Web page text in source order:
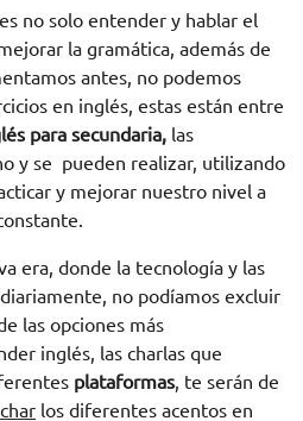
no solo entender y hablar el
la gramática, además de
antes, no podemos
en inglés, estas están entre
para secundaria, las
y se pueden realizar, utilizando
y mejorar nuestro nivel a
era, donde la tecnología y las
no podíamos excluir
las opciones más
inglés, las charlas que
plataformas, te serán de
los diferentes acentos en